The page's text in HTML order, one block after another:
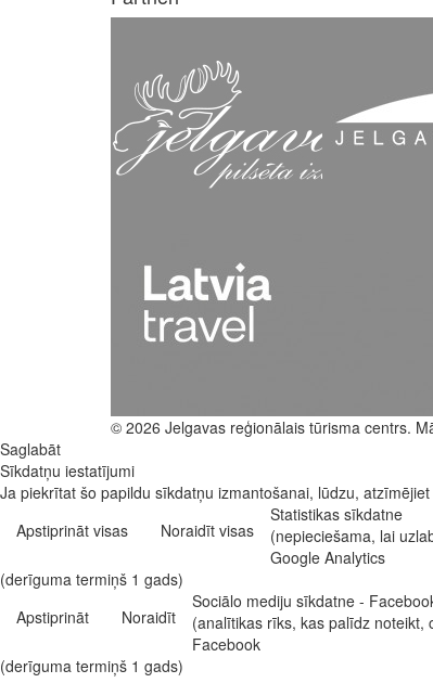
© 2026 Jelgavas reģionālais tūrisma centrs.
Saglabāt
Sīkdatņu iestatījumi
Ja piekrītat šo papildu sīkdatņu izmantošanai, lūdzu, atzīmējiet
Apstiprināt visas
Noraidīt visas
Statistikas sīkdatne
(nepieciešama, lai
Google Analytics
(derīguma termiņš 1 gads)
Apstiprināt
Noraidīt
Sociālo mediju sīkdatne -
(analītikas rīks, kas palīdz
Facebook
(derīguma termiņš 1 gads)